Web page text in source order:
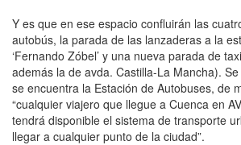
Y es que en ese espacio confluirán las
autobús, la parada de las lanzaderas a la
‘Fernando Zóbel’ y una nueva parada de
además la de avda. Castilla-La Mancha).
se encuentra la Estación de Autobuses, de
“cualquier viajero que llegue a Cuenca en
tendrá disponible el sistema de transporte
llegar a cualquier punto de la ciudad”.